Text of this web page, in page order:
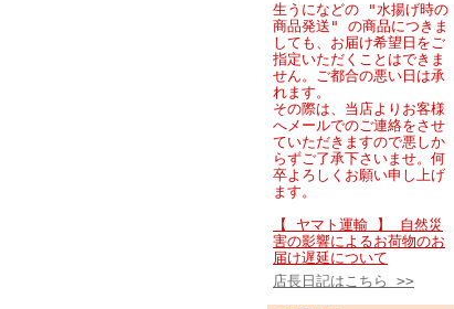
生うになどの "水揚げ時の
商品発送" の商品につきま
しても、お届け希望日をご
指定いただくことはできま
せん。ご都合の悪い日は承
れます。
その際は、当店よりお客様
へメールでのご連絡をさせ
ていただきますので悪しか
らずご了承下さいませ。何
卒よろしくお願い申し上げ
ます。
【 ヤマト運輸 】 自然災
害の影響によるお荷物のお
届け遅延について
店長日記はこちら >>